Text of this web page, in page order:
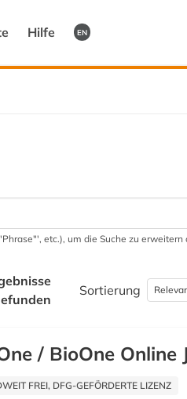
Hilfe EN
etc.), um die Suche zu erweitern
Sortierung
/ BioOne Online
FREI, DFG-GEFÖRDERTE LIZENZ